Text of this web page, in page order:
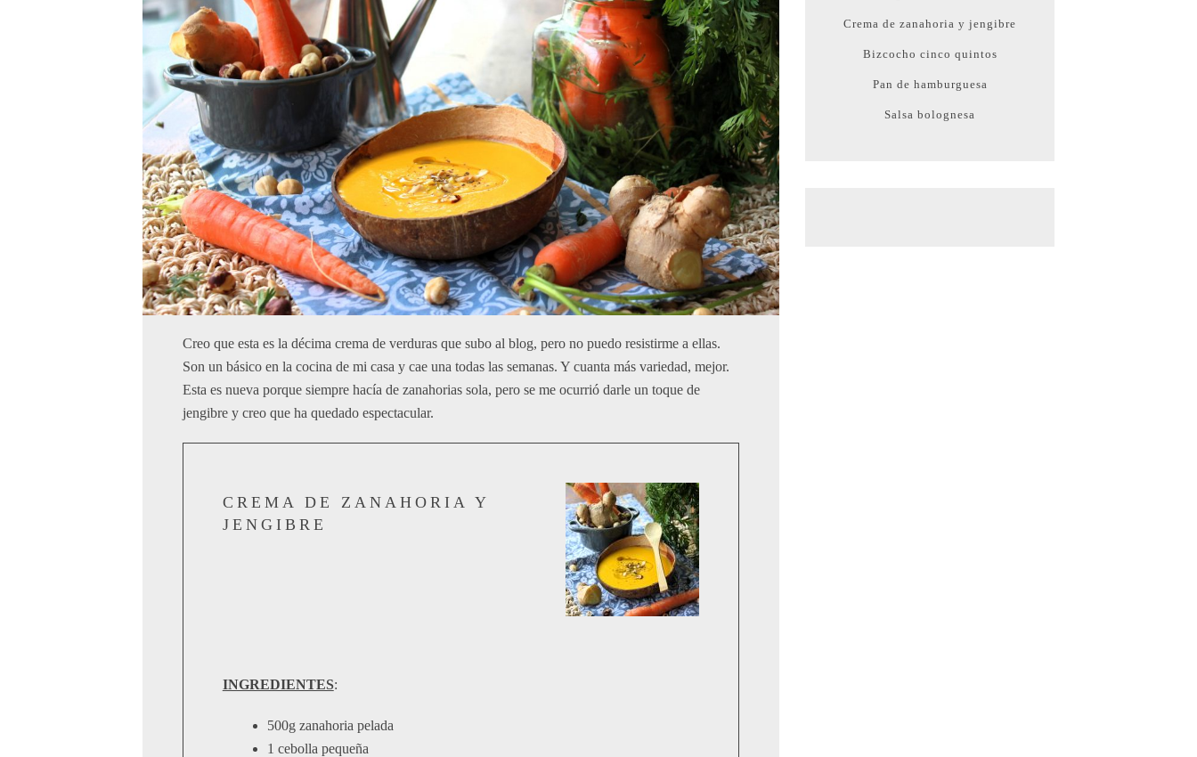
Creo que esta es la décima crema de verduras que subo al blog, pero no puedo resistirme a ellas.
Son un básico en la cocina de mi casa y cae una todas las semanas. Y cuanta más variedad, mejor.
Esta es nueva porque siempre hacía de zanahorias sola, pero se me ocurrió darle un toque de
jengibre y creo que ha quedado espectacular.
CREMA DE ZANAHORIA Y
JENGIBRE
INGREDIENTES:
500g zanahoria pelada
1 cebolla pequeña
Crema de zanahoria y jengibre
Bizcocho cinco quintos
Pan de hamburguesa
Salsa bolognesa